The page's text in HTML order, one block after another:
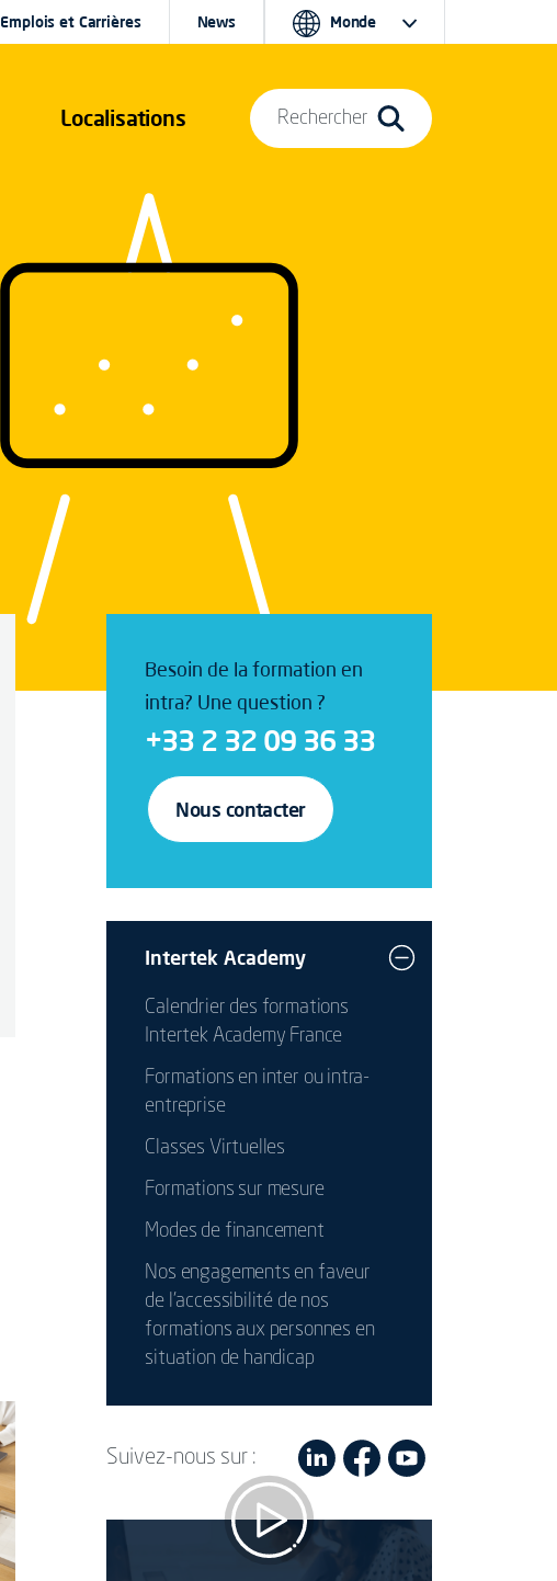
Localisations
Emplois et Carrières News Monde
Rechercher
Besoin de la formation en
intra? Une question ?
+33 2 32 09 36 33
Nous contacter
Intertek Academy
Calendrier des formations
Intertek Academy France
Formations en inter ou intra-
entreprise
Classes Virtuelles
Formations sur mesure
Modes de financement
Nos engagements en faveur
de l’accessibilité de nos
formations aux personnes en
situation de handicap
Suivez-nous sur :
Maîtrisez les BPF